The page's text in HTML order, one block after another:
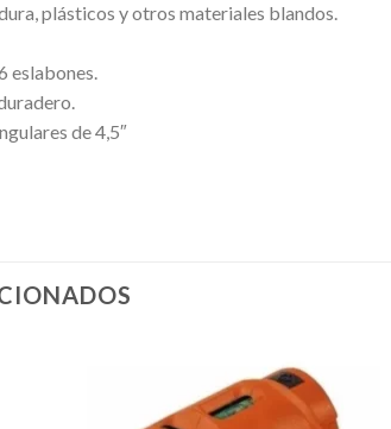
plásticos y otros materiales blandos.
eslabones.
de 4,5″